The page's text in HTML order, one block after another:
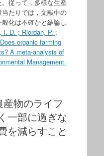
従って，多様な生産
たりでは，文献中の
化は不確かと結論し
I. D. ; Riordan, P. ;
organic farming
A meta-analysis of
Management.
物のライフ
一部に過ぎな
を減らすこと